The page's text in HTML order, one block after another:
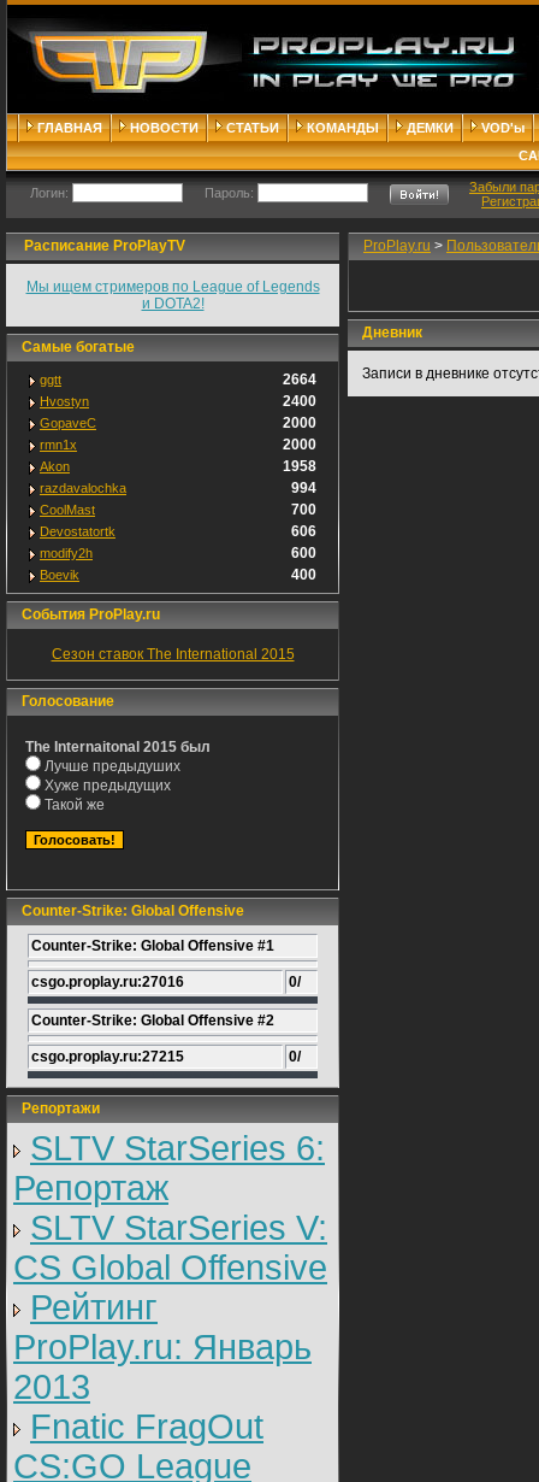
ГЛАВНАЯ НОВОСТИ СТАТЬИ КОМАНДЫ ДЕМКИ
VOD'ы
Логин: Пароль:
Забыли
Расписание ProPlayTV
Мы ищем стримеров по League of Legends
и DOTA2!
Самые богатые
ggtt 2664
Hvostyn 2400
GopaveC 2000
rmn1x 2000
Akon 1958
razdavalochka 994
CoolMast 700
Devostatortk 606
modify2h 600
Boevik 400
События ProPlay.ru
Сезон ставок The International 2015
Голосование
The Internaitonal 2015 был
Лучше предыдуших
Хуже предыдущих
Такой же
Counter-Strike: Global Offensive
Counter-Strike: Global Offensive #1
csgo.proplay.ru:27016 0/
Counter-Strike: Global Offensive #2
csgo.proplay.ru:27215 0/
Репортажи
SLTV StarSeries 6:
Репортаж
SLTV StarSeries V:
CS Global Offensive
Рейтинг
ProPlay.ru: Январь
2013
Fnatic FragOut
CS:GO League
ProPlay.ru >
Дневник
Записи в дневнике